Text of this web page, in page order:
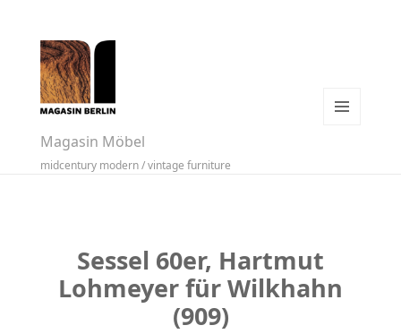
Magasin Möbel
midcentury modern / vintage furniture
Sessel 60er, Hartmut
Lohmeyer für Wilkhahn
(909)